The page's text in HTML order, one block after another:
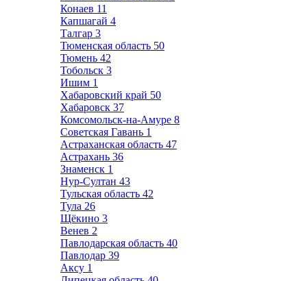
Конаев 11
Капшагай 4
Талгар 3
Тюменская область 50
Тюмень 42
Тобольск 3
Ишим 1
Хабаровский край 50
Хабаровск 37
Комсомольск-на-Амуре 8
Советская Гавань 1
Астраханская область 47
Астрахань 36
Знаменск 1
Нур-Султан 43
Тульская область 42
Тула 26
Щёкино 3
Венев 2
Павлодарская область 40
Павлодар 39
Аксу 1